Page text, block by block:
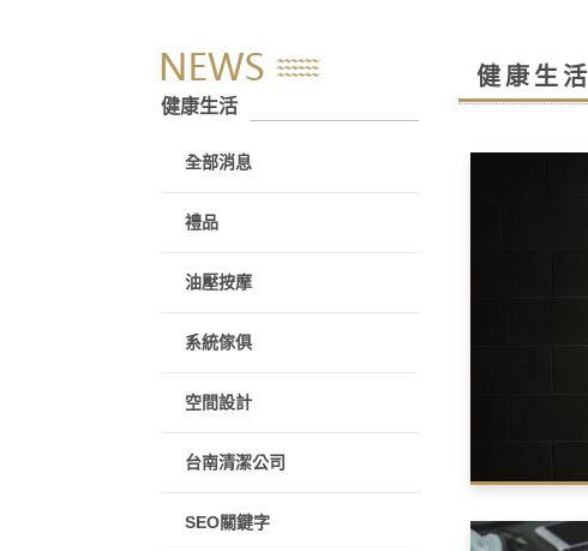
健康生活
健康生活
全部消息
禮品
油壓按摩
系統傢俱
空間設計
台南清潔公司
SEO關鍵字